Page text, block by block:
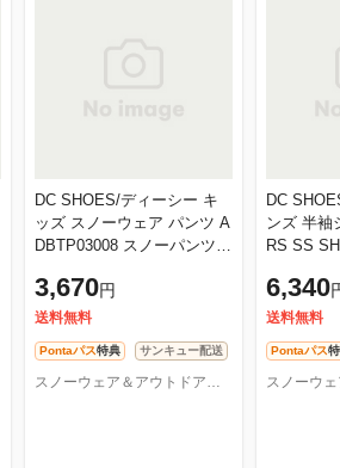
DC SHOES/ディーシー キ
ッズ スノーウェア パンツ A
DBTP03008 スノーパンツ
子供用 男の子用 女の子用
3,670円
送料無料
Pontaパス特典 サンキュー配送
スノーウェア＆アウトドアならOC STYLE
DC
ンズ 半袖
RS SS
6,340
送料無料
Pontaパス